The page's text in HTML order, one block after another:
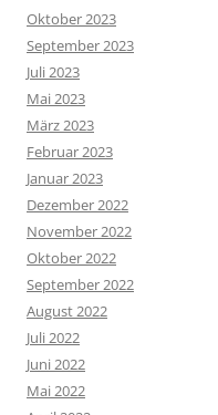
Oktober 2023
September 2023
Juli 2023
Mai 2023
März 2023
Februar 2023
Januar 2023
Dezember 2022
November 2022
Oktober 2022
September 2022
August 2022
Juli 2022
Juni 2022
Mai 2022